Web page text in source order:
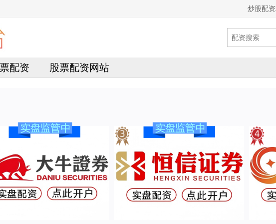
炒股配
配资 股票配资网站